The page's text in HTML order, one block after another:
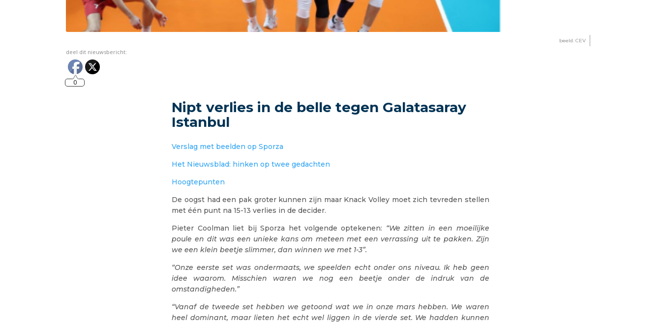
beeld: CEV
deel dit nieuwsbericht:
0
Nipt verlies in de belle tegen Galatasaray
Istanbul
Verslag met beelden op Sporza
Het Nieuwsblad: hinken op twee gedachten
Hoogtepunten
De oogst had een pak groter kunnen zijn maar Knack Volley moet zich tevreden stellen
met één punt na 15-13 verlies in de decider.
Pieter Coolman liet bij Sporza het volgende optekenen: “We zitten in een moeilijke
poule en dit was een unieke kans om meteen met een verrassing uit te pakken. Zijn
we een klein beetje slimmer, dan winnen we met 1-3”.
“Onze eerste set was ondermaats, we speelden echt onder ons niveau. Ik heb geen
idee waarom. Misschien waren we nog een beetje onder de indruk van de
omstandigheden.”
“Vanaf de tweede set hebben we getoond wat we in onze mars hebben. We waren
heel dominant, maar lieten het echt wel liggen in de vierde set. We hadden kunnen